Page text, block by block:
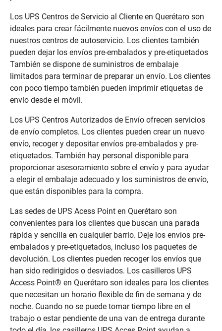
Los UPS Centros de Servicio al Cliente en Querétaro son
ideales para crear fácilmente nuevos envíos con el uso de
nuestros centros de autoservicio. Los clientes también
pueden dejar los envíos pre-embalados y pre-etiquetados
También se dispone de suministros de embalaje
limitados para terminar de preparar un envío. Los clientes
con poco tiempo también pueden imprimir etiquetas de
envío desde el móvil.
Los UPS Centros Autorizados de Envío ofrecen servicios
de envío completos. Los clientes pueden crear un nuevo
envío, recoger y depositar envíos pre-embalados y pre-
etiquetados. También hay personal disponible para
proporcionar asesoramiento sobre el envío y para ayudar
a elegir el embalaje adecuado y los suministros de envío,
que están disponibles para la compra.
Las sedes de UPS Acess Point en Querétaro son
convenientes para los clientes que buscan una parada
rápida y sencilla en cualquier barrio. Deje los envíos pre-
embalados y pre-etiquetados, incluso los paquetes de
devolución. Los clientes pueden recoger los envíos que
han sido redirigidos o desviados. Los casilleros UPS
Access Point® en Querétaro son ideales para los clientes
que necesitan un horario flexible de fin de semana y de
noche. Cuando no se puede tomar tiempo libre en el
trabajo o estar pendiente de una van de entrega durante